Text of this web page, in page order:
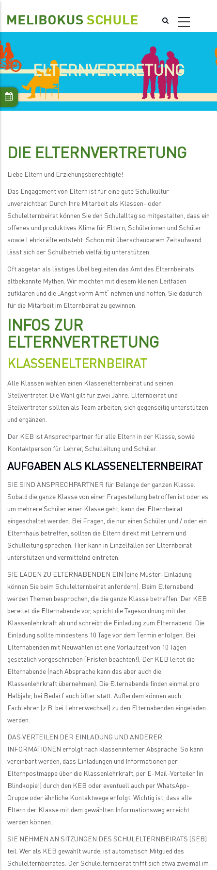
zum
ELTERNVERTRETUNG
DIE ELTERNVERTRETUNG
Liebe Eltern und Erziehungsberechtigte!
Das Engagement von Eltern ist für eine gute Schulkultur
unverzichtbar. Durch Ihre Mitarbeit als Klassen- oder
Schulelternbeirat können Sie den Schulalltag so mitgestalten, dass ein
offenes und produktives Klima für Eltern, Schülerinnen und Schüler
sowie Lehrkräfte entsteht. Schon mit überschaubarem Zeitaufwand
lässt sich der Schulbetrieb vielfältig unterstützen.
Oft abgetan als lästiges Übel begleiten das Amt des Elternbeirats
altbekannte Mythen. Wir möchten mit diesem kleinen Leitfaden
aufklären und die „Angst vorm Amt“ nehmen und hoffen, Sie dadurch
für die Mitarbeit im Elternbeirat zu gewinnen.
INFOS ZUR
ELTERNVERTRETUNG
KLASSENELTERNBEIRAT
Alle Klassen wählen einen Klassenelternbeirat und seinen
Stellvertreter. Die Wahl gilt für zwei Jahre. Elternbeirat und
Stellvertreter sollten als Team arbeiten, sich gegenseitig unterstützen
und ergänzen.
Der KEB ist Ansprechpartner für alle Eltern in der Klasse, sowie
Kontaktperson für Lehrer, Schulleitung und Schüler.
AUFGABEN ALS KLASSENELTERNBEIRAT
SIE SIND ANSPRECHPARTNER für Belange der ganzen Klasse.
Sobald die ganze Klasse von einer Fragestellung betroffen ist oder es
um mehrere Schüler einer Klasse geht, kann der Elternbeirat
eingeschaltet werden. Bei Fragen, die nur einen Schüler und / oder ein
Elternhaus betreffen, sollten die Eltern direkt mit Lehrern und
Schulleitung sprechen. Hier kann in Einzelfällen der Elternbeirat
unterstützen und vermittelnd eintreten.
SIE LADEN ZU ELTERNABENDEN EIN (eine Muster-Einladung
können Sie beim Schulelternbeirat anfordern). Beim Elternabend
werden Themen besprochen, die die ganze Klasse betreffen. Der KEB
bereitet die Elternabende vor, spricht die Tagesordnung mit der
Klassenlehrkraft ab und schreibt die Einladung zum Elternabend. Die
Einladung sollte mindestens 10 Tage vor dem Termin erfolgen. Bei
Elternabenden mit Neuwahlen ist eine Vorlaufzeit von 10 Tagen
gesetzlich vorgeschrieben (Fristen beachten!). Der KEB leitet die
Elternabende (nach Absprache kann das aber auch die
Klassenlehrkraft übernehmen). Die Elternabende finden einmal pro
Halbjahr, bei Bedarf auch öfter statt. Außerdem können auch
Fachlehrer (z.B. bei Lehrerwechsel) zu den Elternabenden eingeladen
werden.
DAS VERTEILEN DER EINLADUNG UND ANDERER
INFORMATIONEN erfolgt nach klasseninterner Absprache. So kann
vereinbart werden, dass Einladungen und Informationen per
Elternpostmappe über die Klassenlehrkraft, per E-Mail-Verteiler (in
Blindkopie!) durch den KEB oder eventuell auch per WhatsApp-
Gruppe oder ähnliche Kontaktwege erfolgt. Wichtig ist, dass alle
Eltern der Klasse mit dem gewählten Informationsweg erreicht
werden können.
SIE NEHMEN AN SITZUNGEN DES SCHULELTERNBEIRATS (SEB)
teil. Wer als KEB gewählt wurde, ist automatisch Mitglied des
Schulelternbeirates. Der Schulelternbeirat trifft sich etwa zweimal im